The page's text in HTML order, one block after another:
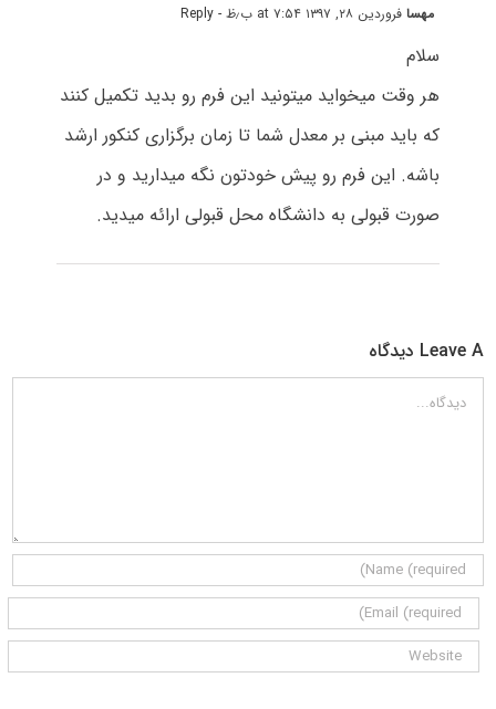
مهسافروردین ۲۸, ۱۳۹۷ at ۷:۵۴ ب٫ظ - Reply
سلام
هر وقت میخواید میتونید این فرم رو بدید تکمیل کنند
که باید مبنی بر معدل شما تا زمان برگزاری کنکور ارشد
باشه. این فرم رو پیش خودتون نگه میدارید و در
صورت قبولی به دانشگاه محل قبولی ارائه میدید.
Leave A دیدگاه
دیدگاه